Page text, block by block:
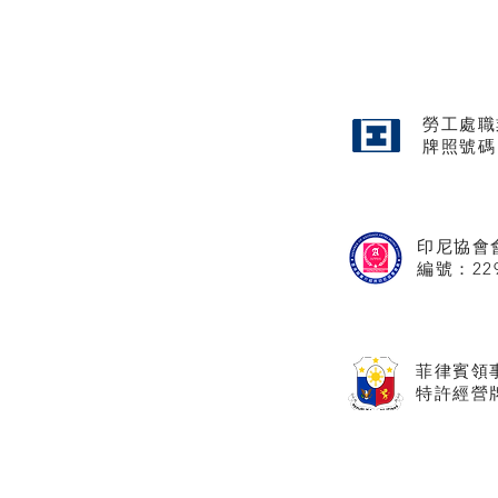
勞工處
牌照號
印尼協會
編號：
菲律賓領
特許經營